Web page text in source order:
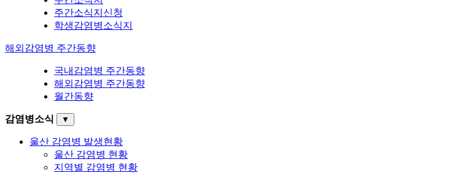
주간소식지신청
학생감염병소식지
해외감염병 주간동향
국내감염병 주간동향
해외감염병 주간동향
월간동향
감염병소식 ▼
울산 감염병 발생현황
울산 감염병 현황
지역별 감염병 현황